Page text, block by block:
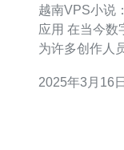
越南VPS小说
应用 在当今数字化时代，虚拟专用服务器（VPS）已经成
为许多创作人
1. 稳定的网络
2025年3月16日